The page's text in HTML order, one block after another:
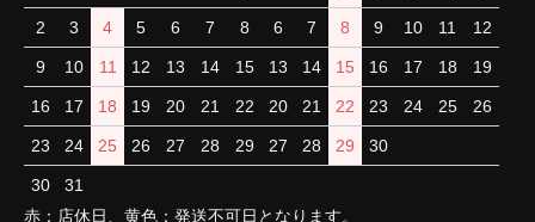
2 3 4 5 6 7 8
9 10 11 12 13 14 15
16 17 18 19 20 21 22
23 24 25 26 27 28 29
30 31
6 7 8 9 10 11 12
13 14 15 16 17 18 19
20 21 22 23 24 25 26
27 28 29 30
赤：店休日、黄色：発送不可日となります。